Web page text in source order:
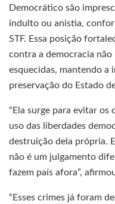
Democrático são
indulto ou anistia,
STF. Essa posição
contra a democracia
esquecidas, mantendo a
preservação do Estado
“Ela surge para evitar os
uso das liberdades
destruição dela própria.
não é um julgamento
fazem país afora”,
“Esses crimes já foram